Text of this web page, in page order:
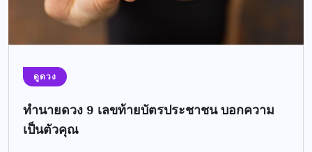
ดูดวง
ทำนายดวง 9 เลขท้ายบัตรประชาชน บอกความ
เป็นตัวคุณ